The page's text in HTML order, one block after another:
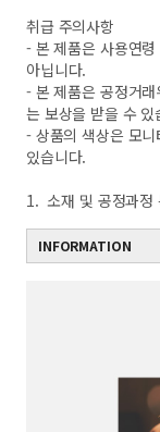
취급 주의사항
- 본 제품은 사용연
아닙니다.
- 본 제품은 공정거
는 보상을 받을 수 있
- 상품의 색상은 모
있습니다.
1. 소재 및 공정과정
INFORMATION